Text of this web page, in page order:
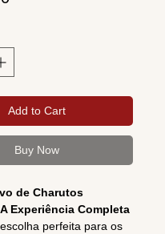
Add to Cart
Buy Now
de Charutos
Experiência Completa
perfeita para os